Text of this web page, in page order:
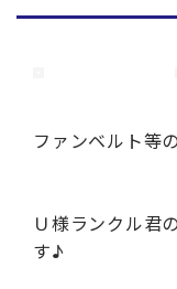
ファンベルト等
Ｕ様ランクル君
す♪